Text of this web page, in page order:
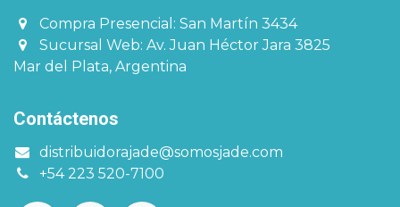
Compra Presencial: San Martín 3434
Sucursal Web: Av. Juan Héctor Jara 3825
Mar del Plata, Argentina
Contáctenos
distribuidorajade@somosjade.com
+54 223 520-7100